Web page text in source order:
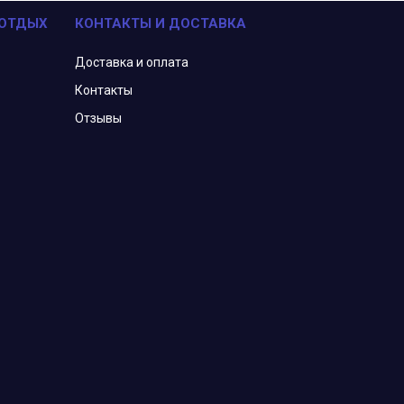
КОНТАКТЫ И ДОСТАВКА
Доставка и оплата
Контакты
Отзывы